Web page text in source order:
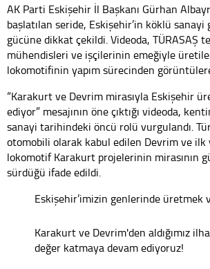
AK Parti Eskişehir İl Başkanı Gürhan
başlatılan seride, Eskişehir’in köklü
gücüne dikkat çekildi. Videoda, TÜRASAŞ
mühendisleri ve işçilerinin emeğiyle
lokomotifinin yapım sürecinden
“Karakurt ve Devrim mirasıyla Eskişehir
ediyor” mesajının öne çıktığı videoda,
sanayi tarihindeki öncü rolü vurgulandı.
otomobili olarak kabul edilen Devrim ve ilk
lokomotif Karakurt projelerinin mirasının
sürdüğü ifade edildi.
Eskişehir’imizin genlerinde üretmek
Karakurt ve Devrim'den aldığımız
değer katmaya devam ediyoruz!